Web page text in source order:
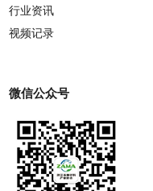
行业资讯
视频记录
微信公众号